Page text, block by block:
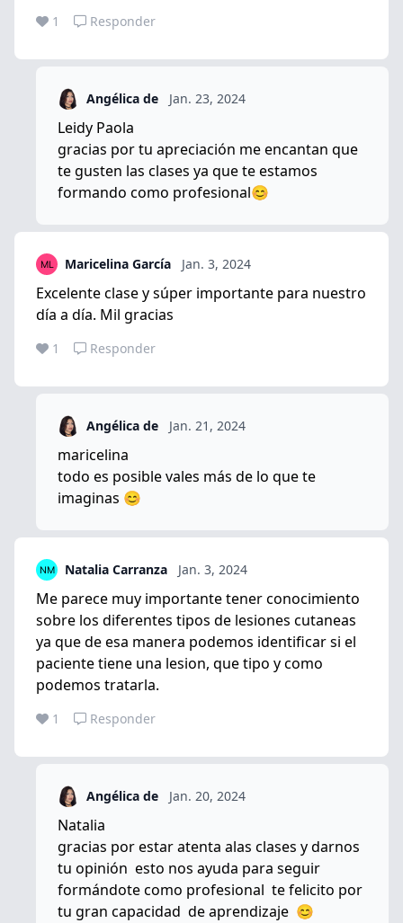
1 Responder
Angélica de Jan. 23, 2024
Leidy Paola
gracias por tu apreciación me encantan que
te gusten las clases ya que te estamos
formando como profesional😊
Maricelina García Jan. 3, 2024
Excelente clase y súper importante para nuestro
día a día. Mil gracias
1 Responder
Angélica de Jan. 21, 2024
maricelina
todo es posible vales más de lo que te
imaginas 😊
Natalia Carranza Jan. 3, 2024
Me parece muy importante tener conocimiento
sobre los diferentes tipos de lesiones cutaneas
ya que de esa manera podemos identificar si el
paciente tiene una lesion, que tipo y como
podemos tratarla.
1 Responder
Angélica de Jan. 20, 2024
Natalia
gracias por estar atenta alas clases y darnos
tu opinión esto nos ayuda para seguir
formándote como profesional te felicito por
tu gran capacidad de aprendizaje 😊